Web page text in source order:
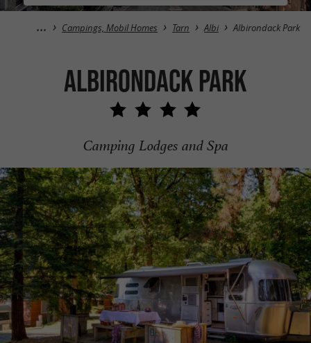
Campings, Mobil Homes Tarn Albi Albirondack Park
Albirondack Park
Camping Lodges and Spa